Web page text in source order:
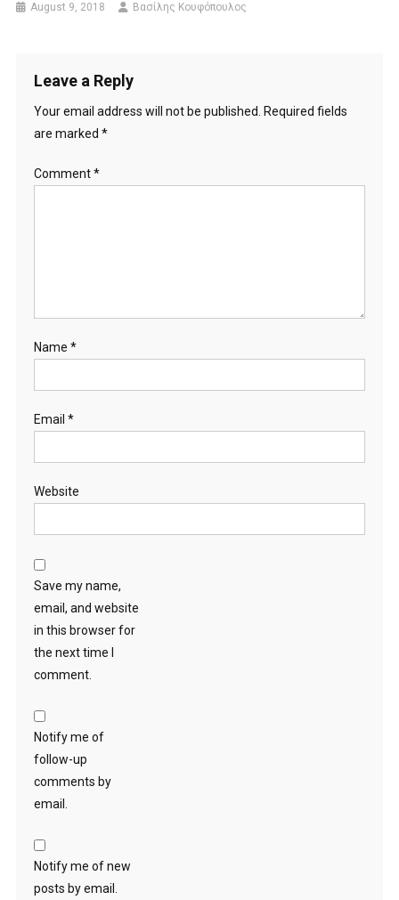
August 9, 2018 Βασίλης Κουφόπουλος
Leave a Reply
Your email address will not be published. Required fields
are marked *
Comment*
Name *
Email *
Website
Save my name,
email, and website
in this browser for
the next time I
comment.
Notify me of
follow-up
comments by
email.
Notify me of new
posts by email.